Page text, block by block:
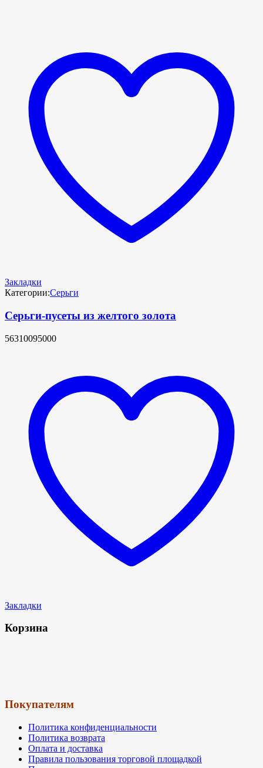
Закладки
Категории:Серьги
Серьги-пусеты из желтого золота
56310095000
Закладки
Корзина
Покупателям
Политика конфиденциальности
Политика возврата
Оплата и доставка
Правила пользования торговой площадкой